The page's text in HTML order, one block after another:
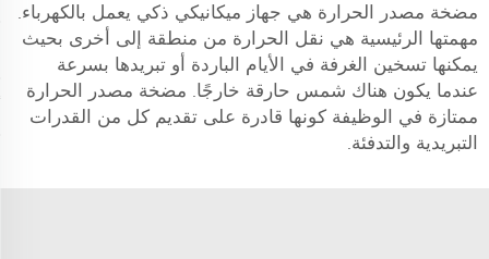
مضخة مصدر الحرارة هي جهاز ميكانيكي ذكي يعمل بالكهرباء.
مهمتها الرئيسية هي نقل الحرارة من منطقة إلى أخرى بحيث
يمكنها تسخين الغرفة في الأيام الباردة أو تبريدها بسرعة
عندما يكون هناك شمس حارقة خارجًا. مضخة مصدر الحرارة
ممتازة في الوظيفة كونها قادرة على تقديم كل من القدرات
التبريدية والتدفئة.